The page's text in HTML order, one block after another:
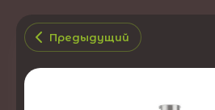
Предыдущий